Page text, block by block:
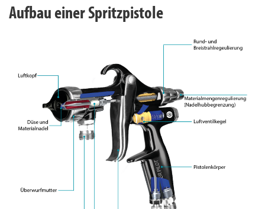
Aufbau einer Spritzpistole